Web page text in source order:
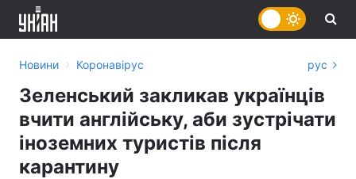
Новини › Коронавірус рус
Зеленський закликав українців
вчити англійську, аби зустрічати
іноземних туристів після
карантину